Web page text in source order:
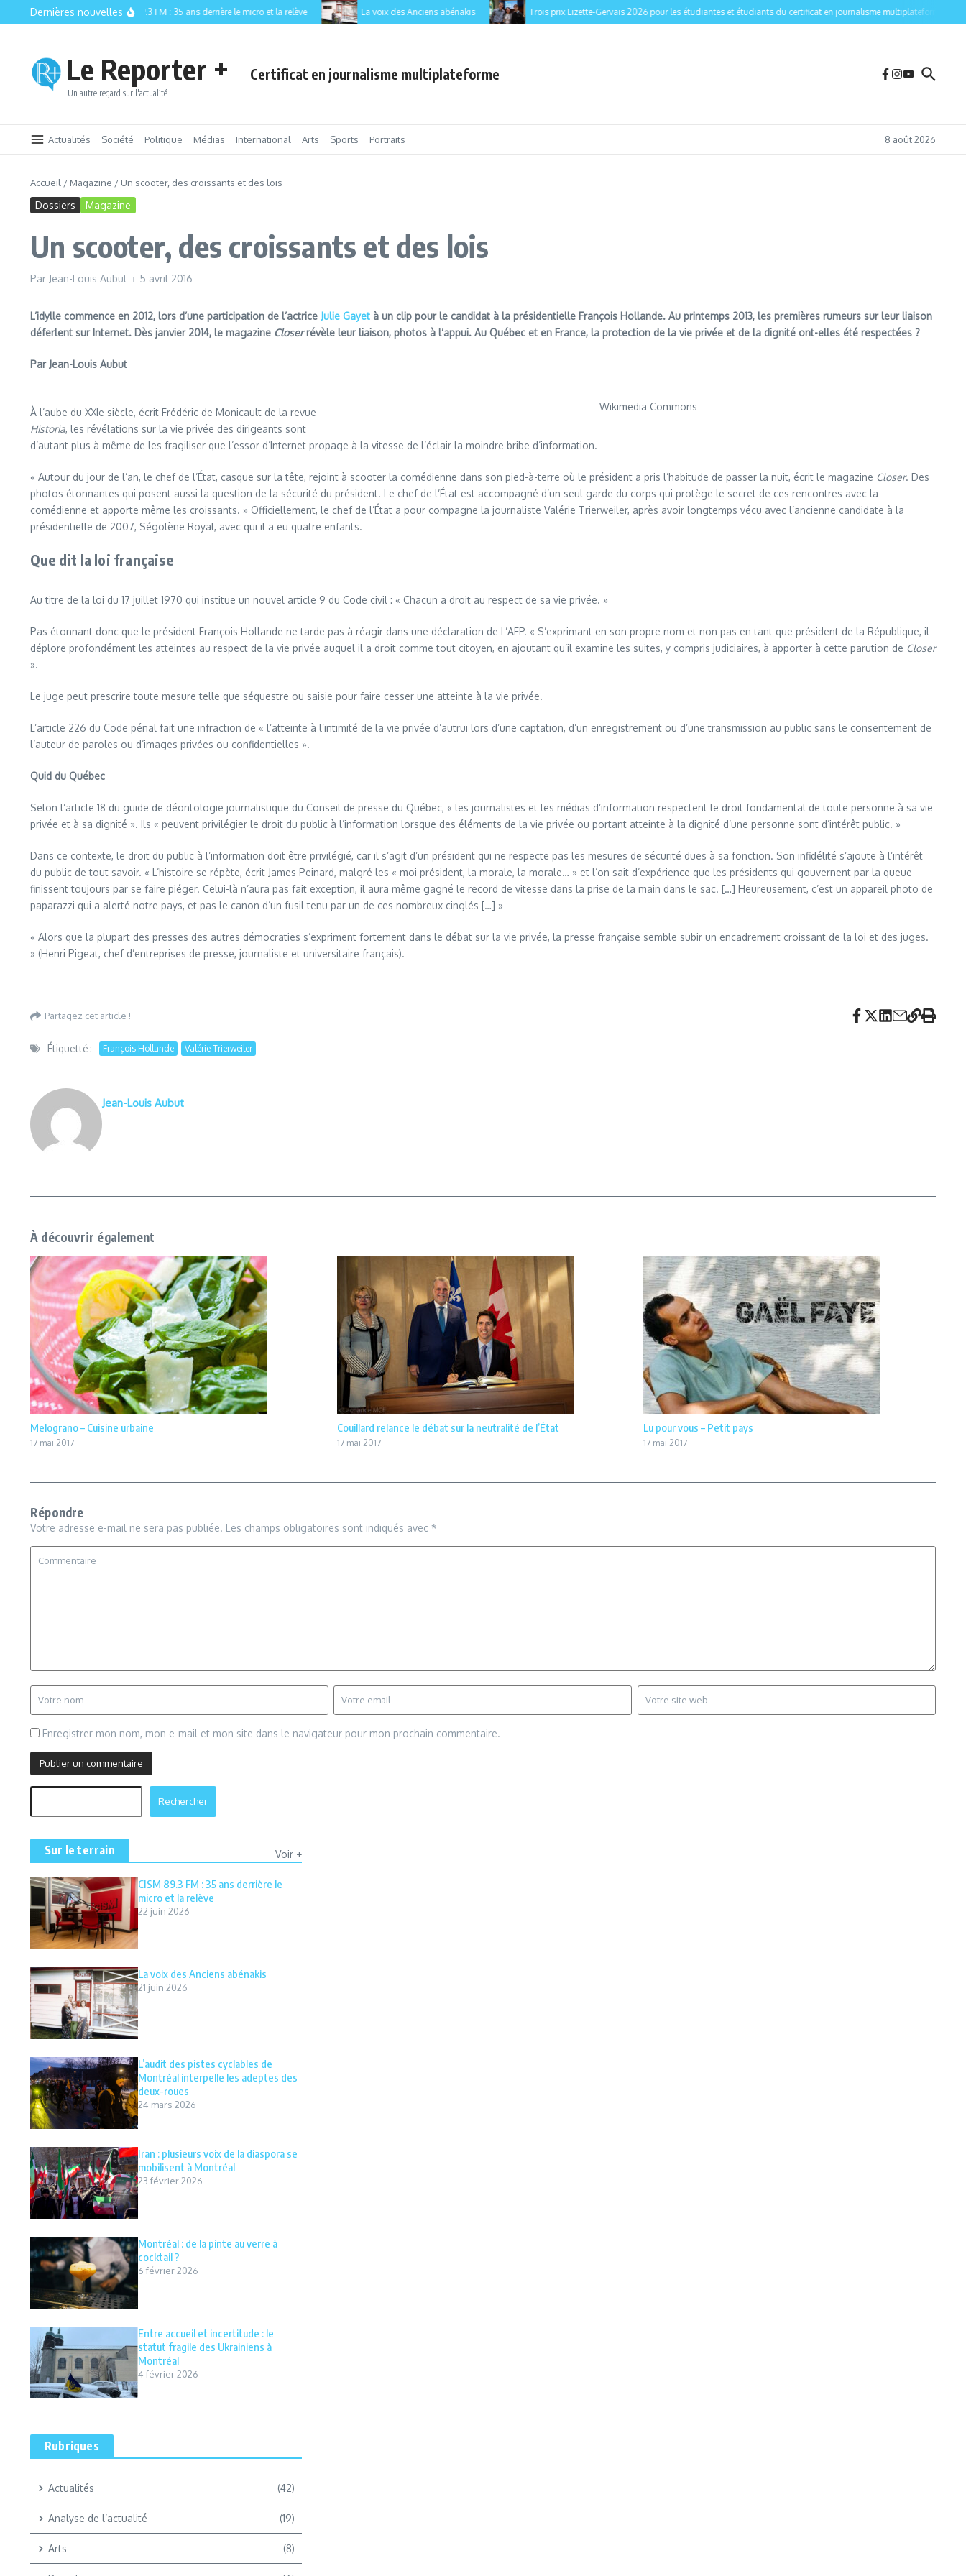
Aller au contenu
Dernières nouvellesCISM 89.3 FM : 35 ans derrière le micro et la relève La voix des Anciens abénakis Trois prix Lizette-Gervais 2026 pour les étudiantes et étudiants du certificat en journalisme multiplateforme de
Le Reporter +
Un autre regard sur l'actualité
Certificat en journalisme multiplateforme
Actualités Société Politique Médias International Arts Sports Portraits 8 août 2026
Accueil / Magazine / Un scooter, des croissants et des lois
Dossiers Magazine
Un scooter, des croissants et des lois
Par Jean-Louis Aubut 5 avril 2016
L’idylle commence en 2012, lors d’une participation de l’actrice Julie Gayet à un clip pour le candidat à la présidentielle François Hollande. Au printemps 2013, les premières rumeurs sur leur liaison
déferlent sur Internet. Dès janvier 2014, le magazine Closerrévèle leur liaison, photos à l’appui. Au Québec et en France, la protection de la vie privée et de la dignité ont-elles été respectées ?
Par Jean-Louis Aubut
Wikimedia Commons
À l’aube du XXIe siècle, écrit Frédéric de Monicault de la revue
Historia, les révélations sur la vie privée des dirigeants sont
d’autant plus à même de les fragiliser que l’essor d’Internet propage à la vitesse de l’éclair la moindre bribe d’information.
« Autour du jour de l’an, le chef de l’État, casque sur la tête, rejoint à scooter la comédienne dans son pied-à-terre où le président a pris l’habitude de passer la nuit, écrit le magazine Closer. Des
photos étonnantes qui posent aussi la question de la sécurité du président. Le chef de l’État est accompagné d’un seul garde du corps qui protège le secret de ces rencontres avec la
comédienne et apporte même les croissants. » Officiellement, le chef de l’État a pour compagne la journaliste Valérie Trierweiler, après avoir longtemps vécu avec l’ancienne candidate à la
présidentielle de 2007, Ségolène Royal, avec qui il a eu quatre enfants.
Que dit la loi française
Au titre de la loi du 17 juillet 1970 qui institue un nouvel article 9 du Code civil : « Chacun a droit au respect de sa vie privée. »
Pas étonnant donc que le président François Hollande ne tarde pas à réagir dans une déclaration de L’AFP. « S’exprimant en son propre nom et non pas en tant que président de la République, il
déplore profondément les atteintes au respect de la vie privée auquel il a droit comme tout citoyen, en ajoutant qu’il examine les suites, y compris judiciaires, à apporter à cette parution de Closer
».
Le juge peut prescrire toute mesure telle que séquestre ou saisie pour faire cesser une atteinte à la vie privée.
L’article 226 du Code pénal fait une infraction de « l’atteinte à l’intimité de la vie privée d’autrui lors d’une captation, d’un enregistrement ou d’une transmission au public sans le consentement de
l’auteur de paroles ou d’images privées ou confidentielles ».
Quid du Québec
Selon l’article 18 du guide de déontologie journalistique du Conseil de presse du Québec, « les journalistes et les médias d’information respectent le droit fondamental de toute personne à sa vie
privée et à sa dignité ». Ils « peuvent privilégier le droit du public à l’information lorsque des éléments de la vie privée ou portant atteinte à la dignité d’une personne sont d’intérêt public. »
Dans ce contexte, le droit du public à l’information doit être privilégié, car il s’agit d’un président qui ne respecte pas les mesures de sécurité dues à sa fonction. Son infidélité s’ajoute à l’intérêt
du public de tout savoir. « L’histoire se répète, écrit James Peinard, malgré les « moi président, la morale, la morale… » et l’on sait d’expérience que les présidents qui gouvernent par la queue
finissent toujours par se faire piéger. Celui-là n’aura pas fait exception, il aura même gagné le record de vitesse dans la prise de la main dans le sac. […] Heureusement, c’est un appareil photo de
paparazzi qui a alerté notre pays, et pas le canon d’un fusil tenu par un de ces nombreux cinglés […] »
« Alors que la plupart des presses des autres démocraties s’expriment fortement dans le débat sur la vie privée, la presse française semble subir un encadrement croissant de la loi et des juges.
» (Henri Pigeat, chef d’entreprises de presse, journaliste et universitaire français).
Partagez cet article !
Étiquetté : François Hollande Valérie Trierweiler
Jean-Louis Aubut
À découvrir également
Melograno – Cuisine urbaine
17 mai 2017
Couillard relance le débat sur la neutralité de l’État
17 mai 2017
Lu pour vous – Petit pays
17 mai 2017
Répondre
Votre adresse e-mail ne sera pas publiée. Les champs obligatoires sont indiqués avec *
Enregistrer mon nom, mon e-mail et mon site dans le navigateur pour mon prochain commentaire.
Rechercher
Sur le terrain Voir +
CISM 89.3 FM : 35 ans derrière le
micro et la relève
22 juin 2026
La voix des Anciens abénakis
21 juin 2026
L’audit des pistes cyclables de
Montréal interpelle les adeptes des
deux-roues
24 mars 2026
Iran : plusieurs voix de la diaspora se
mobilisent à Montréal
23 février 2026
Montréal : de la pinte au verre à
cocktail ?
6 février 2026
Entre accueil et incertitude : le
statut fragile des Ukrainiens à
Montréal
4 février 2026
Rubriques
Actualités (42)
Analyse de l’actualité (19)
Arts (8)